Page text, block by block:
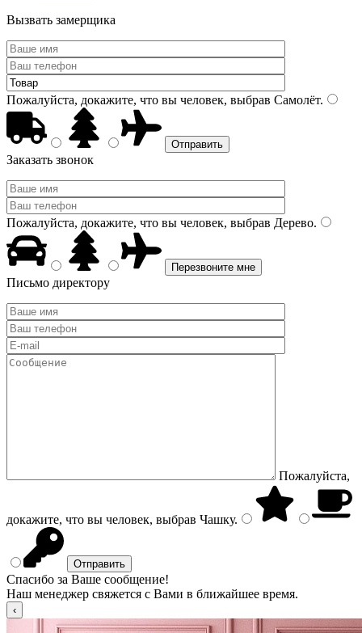
Вызвать замерщика
Пожалуйста, докажите, что вы человек, выбрав Самолёт.
Заказать звонок
Пожалуйста, докажите, что вы человек, выбрав Дерево.
Письмо директору
Пожалуйста,
докажите, что вы человек, выбрав Чашку.
Спасибо за Ваше сообщение!
Наш менеджер свяжется с Вами в ближайшее время.